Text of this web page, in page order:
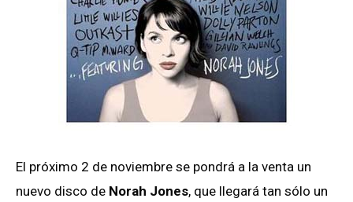
El próximo 2 de noviembre se pondrá a la venta un
nuevo disco de Norah Jones, que llegará tan sólo un